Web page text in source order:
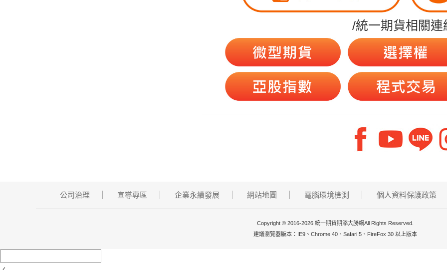
/統一期貨相關連
公司治理 宣導專區 企業永續發展 網站地圖 電腦環境檢測 個人資料保護政策
Copyright © 2016-2026 統一期貨期添大勝網All Rights Reserved.
建議瀏覽器版本：IE9、Chrome 40、Safari 5、FireFox 30 以上版本